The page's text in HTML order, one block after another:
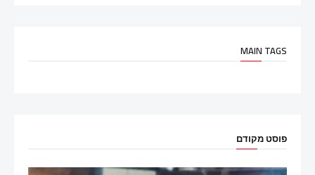
MAIN TAGS
פוסט מקודם